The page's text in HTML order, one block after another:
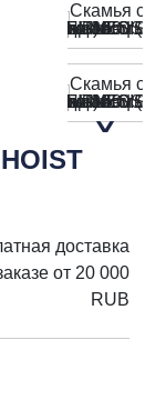
доставка
от 20 000
RUB